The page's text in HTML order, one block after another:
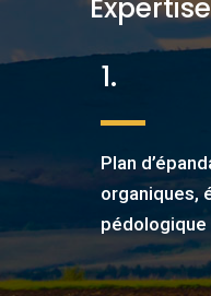
1.
Plan
organiques,
pédologique